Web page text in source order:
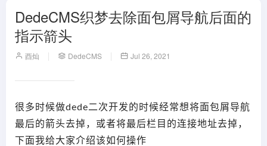
DedeCMS织梦去除面包屑导航后面的
指示箭头
酉灿 DedeCMS Jul 26, 2021
很多时候做dede二次开发的时候经常想将面包屑导航
最后的箭头去掉，或者将最后栏目的连接地址去掉，
下面我给大家介绍该如何操作